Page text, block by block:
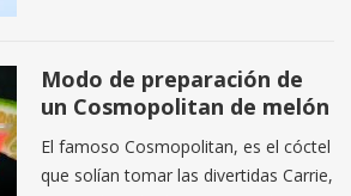
Modo de preparación de
un Cosmopolitan de melón
El famoso Cosmopolitan, es el cóctel
que solían tomar las divertidas Carrie,